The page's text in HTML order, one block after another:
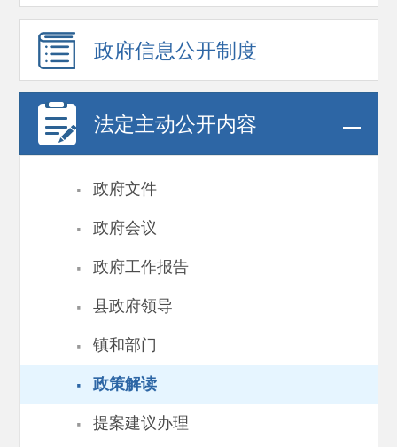
政府信息公开制度
法定主动公开内容
· 政府文件
· 政府会议
· 政府工作报告
· 县政府领导
· 镇和部门
· 政策解读
· 提案建议办理